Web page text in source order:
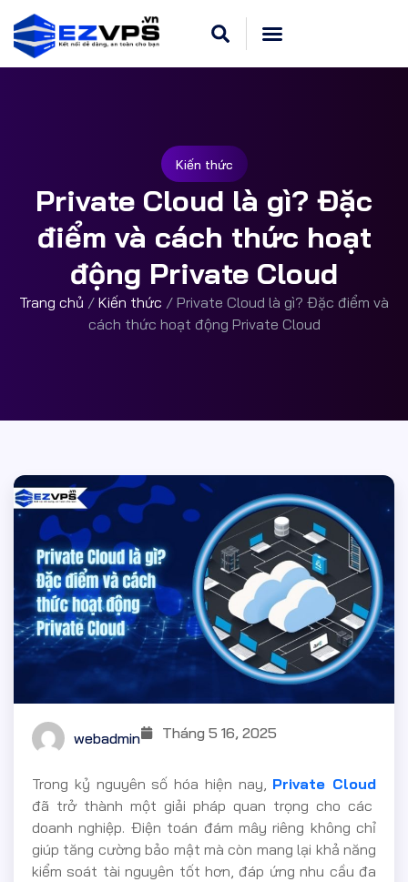
Kiến thức
Private Cloud là gì? Đặc
điểm và cách thức hoạt
động Private Cloud
Trang chủ / Kiến thức / Private Cloud là gì? Đặc điểm và
cách thức hoạt động Private Cloud
webadmin Tháng 5 16, 2025
Trong kỷ nguyên số hóa hiện nay, Private Cloud
đã trở thành một giải pháp quan trọng cho các
doanh nghiệp. Điện toán đám mây riêng không chỉ
giúp tăng cường bảo mật mà còn mang lại khả năng
kiểm soát tài nguyên tốt hơn, đáp ứng nhu cầu đa